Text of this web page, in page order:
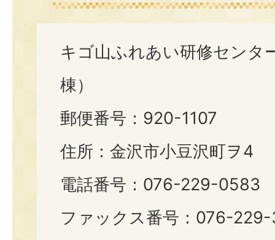
キゴ山ふれあい研修センタ
棟）
郵便番号：920-1107
住所：金沢市小豆沢町ヲ4
電話番号：076-229-0583
ファックス番号：076-